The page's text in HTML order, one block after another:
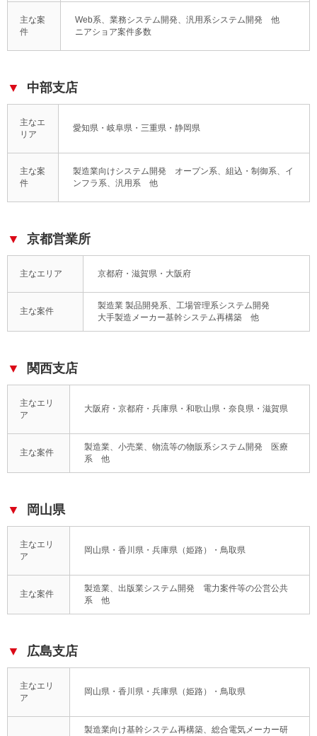
主な案
件
Web系、業務システム開発、汎用系システム開発 他
ニアショア案件多数
中部支店
主なエ
リア
愛知県・岐阜県・三重県・静岡県
主な案
件
製造業向けシステム開発 オープン系、組込・制御系、イ
ンフラ系、汎用系 他
京都営業所
主なエリア 京都府・滋賀県・大阪府
主な案件
製造業 製品開発系、工場管理系システム開発
大手製造メーカー基幹システム再構築 他
関西支店
主なエリ
ア
大阪府・京都府・兵庫県・和歌山県・奈良県・滋賀県
主な案件
製造業、小売業、物流等の物販系システム開発 医療
系 他
岡山県
主なエリ
ア
岡山県・香川県・兵庫県（姫路）・鳥取県
主な案件
製造業、出版業システム開発 電力案件等の公営公共
系 他
広島支店
主なエリ
ア
岡山県・香川県・兵庫県（姫路）・鳥取県
製造業向け基幹システム再構築、総合電気メーカー研